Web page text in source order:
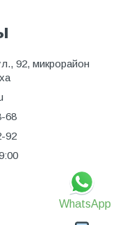
WhatsApp
92, микрорайон
68
92